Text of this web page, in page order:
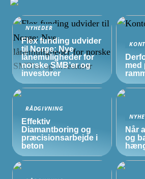
NYHEDER
Flex funding udvider
til Norge: Nye
lånemuligheder for
norskeSMB’erog
investorer
med
RÅDGIVNING
Effektiv
Diamantboring og
præcisionsarbejde i
beton
Når
og